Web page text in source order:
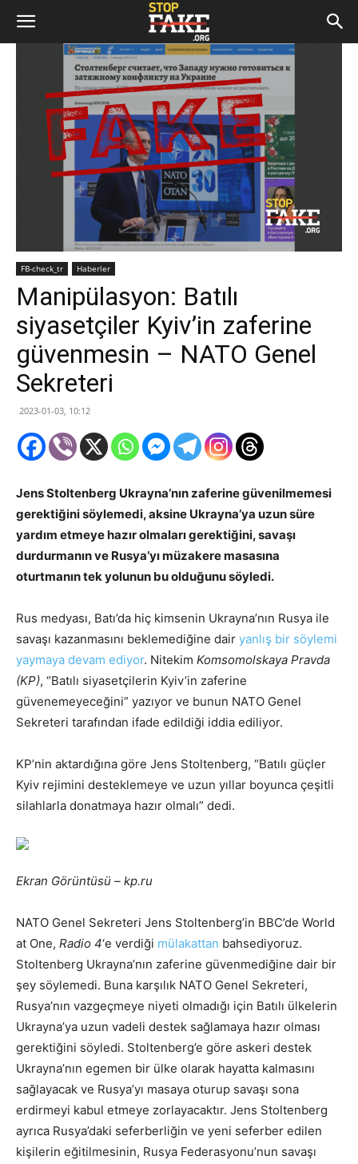
FB-check_tr Haberler
Manipülasyon: Batılı
siyasetçiler Kyiv’in zaferine
güvenmesin – NATO Genel
Sekreteri
2023-01-03, 10:12
Jens Stoltenberg Ukrayna’nın zaferine güvenilmemesi
gerektiğini söylemedi, aksine Ukrayna’ya uzun süre
yardım etmeye hazır olmaları gerektiğini, savaşı
durdurmanın ve Rusya’yı müzakere masasına
oturtmanın tek yolunun bu olduğunu söyledi.
Rus medyası, Batı’da hiç kimsenin Ukrayna’nın Rusya ile
savaşı kazanmasını beklemediğine dair yanlış bir söylemi
yaymaya devam ediyor. Nitekim Komsomolskaya Pravda
(KP), “Batılı siyasetçilerin Kyiv’in zaferine
güvenemeyeceğini” yazıyor ve bunun NATO Genel
Sekreteri tarafından ifade edildiği iddia ediliyor.
KP’nin aktardığına göre Jens Stoltenberg, “Batılı güçler
Kyiv rejimini desteklemeye ve uzun yıllar boyunca çeşitli
silahlarla donatmaya hazır olmalı” dedi.
Ekran Görüntüsü – kp.ru
NATO Genel Sekreteri Jens Stoltenberg’in BBC’de World
at One, Radio 4‘e verdiği mülakattan bahsediyoruz.
Stoltenberg Ukrayna’nın zaferine güvenmediğine dair bir
şey söylemedi. Buna karşılık NATO Genel Sekreteri,
Rusya’nın vazgeçmeye niyeti olmadığı için Batılı ülkelerin
Ukrayna’ya uzun vadeli destek sağlamaya hazır olması
gerektiğini söyledi. Stoltenberg’e göre askeri destek
Ukrayna’nın egemen bir ülke olarak hayatta kalmasını
sağlayacak ve Rusya’yı masaya oturup savaşı sona
erdirmeyi kabul etmeye zorlayacaktır. Jens Stoltenberg
ayrıca Rusya’daki seferberliğin ve yeni seferber edilen
kişilerin eğitilmesinin, Rusya Federasyonu’nun savaşı